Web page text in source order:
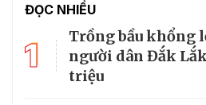
ĐỌC NHIỀU
1
Trồng bầu khổng
người dân Đắk
triệu